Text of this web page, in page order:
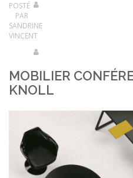
POSTÉ
PAR
SANDRINE
VINCENT
MOBILIER
KNOLL